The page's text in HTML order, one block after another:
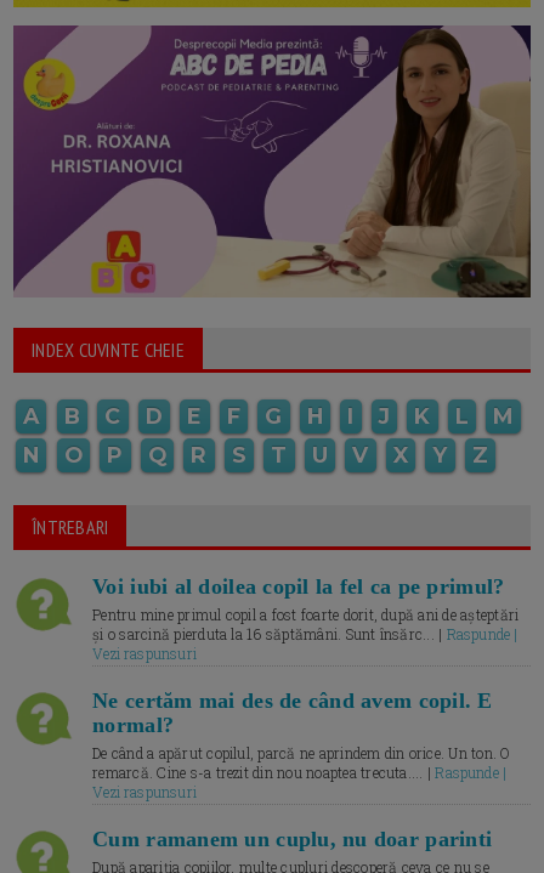
INDEX CUVINTE CHEIE
A B C D E F G H I J K L
M
N
O P Q R S T U V X Y Z
ÎNTREBARI
Voi iubi al doilea copil la fel ca pe primul?
Pentru mine primul copil a fost foarte dorit, după ani de așteptări
și o sarcină pierduta la 16 săptămâni. Sunt însărc... | Raspunde |
Vezi raspunsuri
Ne certăm mai des de când avem copil. E
normal?
De când a apărut copilul, parcă ne aprindem din orice. Un ton. O
remarcă. Cine s-a trezit din nou noaptea trecuta.... |Raspunde |
Vezi raspunsuri
Cum ramanem un cuplu, nu doar parinti
După apariția copiilor, multe cupluri descoperă ceva ce nu se